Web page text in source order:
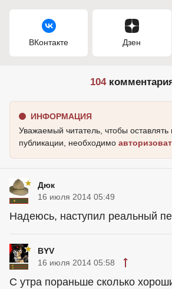
ВКонтакте Дзен
104
ИНФОРМАЦИЯ
Уважаемый читатель, чтобы
публикации, необходимо
Дюк
16 июля 2014 05:49
Надеюсь, наступил реальный
BYV
16 июля 2014 05:58
С утра пораньше сколько